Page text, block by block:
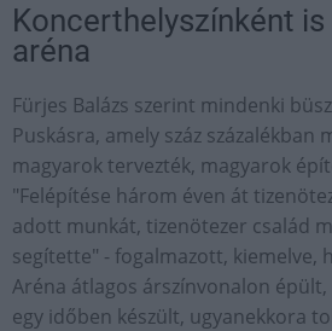
Koncerthelyszínként
aréna
Fürjes Balázs szerint mindenki
Puskásra, amely száz százalékban
magyarok tervezték, magyarok
"Felépítése három éven át
adott munkát, tizenötezer család
segítette" - fogalmazott, kiemelve,
Aréna átlagos árszínvonalon épült,
egy időben készült, ugyanekkora